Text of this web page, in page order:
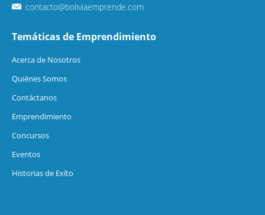
contacto@boliviaemprende.com
Temáticas de Emprendimiento
Acerca de Nosotros
Quiénes Somos
Contáctanos
Emprendimiento
Concursos
Eventos
Historias de Exíto